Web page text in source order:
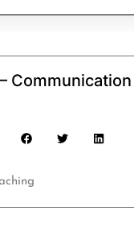
Communication